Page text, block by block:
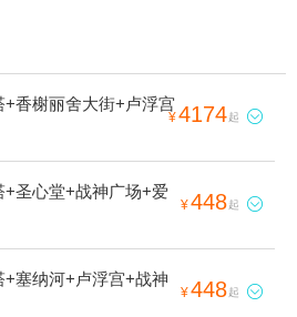
+香榭丽舍大街+卢浮宫
¥4174起 
+圣心堂+战神广场+爱
¥448起 
+塞纳河+卢浮宫+战神
¥448起 